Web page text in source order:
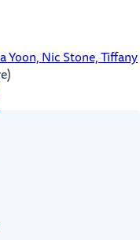
Yoon, Nic Stone, Tiffany